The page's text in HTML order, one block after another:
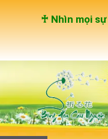
Chuyển
đến
nội
dung
♰ Nhìn mọi